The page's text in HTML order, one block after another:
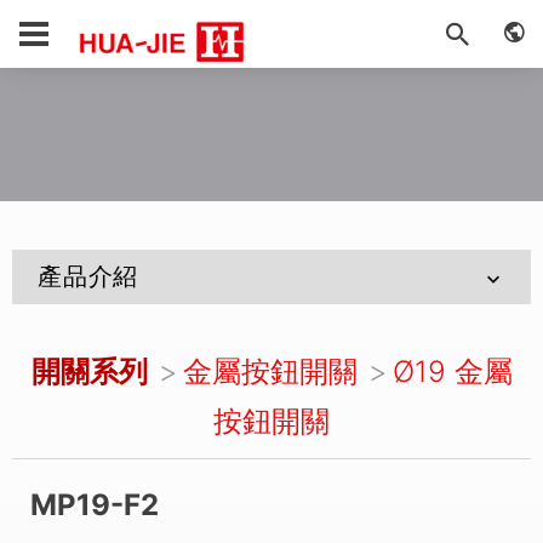
產品介紹
開關系列 金屬按鈕開關
Ø19 金屬
按鈕開關
MP19-F2